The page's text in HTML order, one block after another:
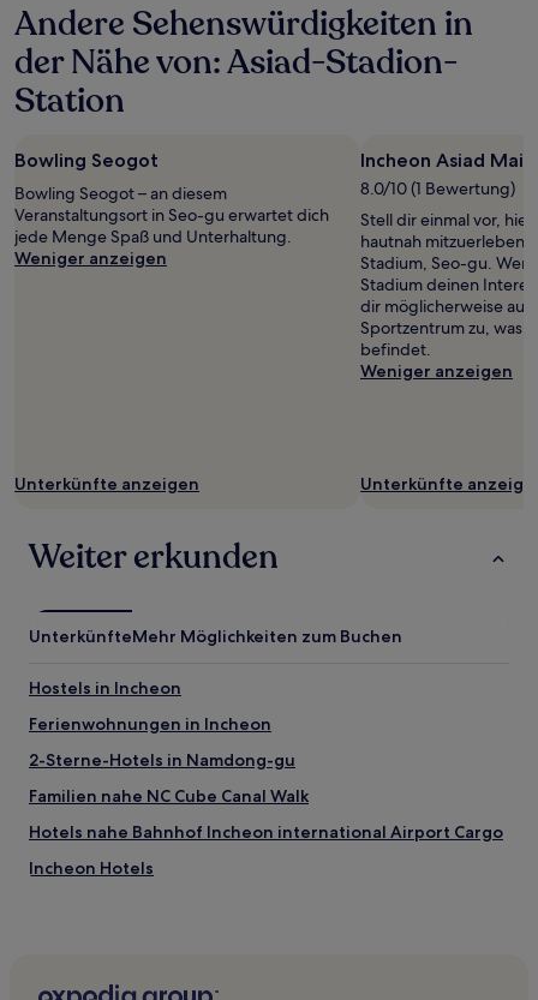
24 Stunden
für
einen
mit
2 Erwachsenen
gefunden
wurde.
Preise
und
Andere Sehenswürdigkeiten in
der Nähe von: Asiad-Stadion-
Station
Bowling Seogot
Bowling Seogot – an diesem
Veranstaltungsort in Seo-gu erwartet dich
jede Menge Spaß und Unterhaltung.
Weniger anzeigen
Unterkünfte anzeigen
Incheon Asiad
8.0/10 (1 Bewertung)
Stell dir einmal vor,
hautnah mitzuerleben:
Stadium, Seo-gu.
Stadium deinen
dir möglicherweise
Sportzentrum zu, was
befindet.
Weniger anzeigen
Unterkünfte
Weiter erkunden
UnterkünfteMehr Möglichkeiten zum Buchen
Hostels in Incheon
Ferienwohnungen in Incheon
2-Sterne-Hotels in Namdong-gu
Familien nahe NC Cube Canal Walk
Hotels nahe Bahnhof Incheon international Airport Cargo
Incheon Hotels